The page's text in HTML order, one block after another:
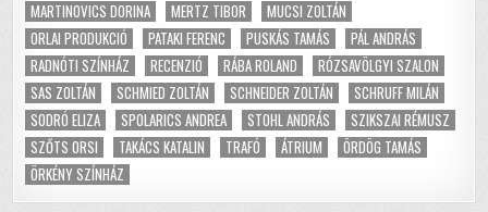
MARTINOVICS DORINA
MERTZ TIBOR
MUCSI ZOLTÁN
ORLAI PRODUKCIÓ
PATAKI FERENC PUSKÁS TAMÁS
PÁL ANDRÁS
RADNÓTI SZÍNHÁZ
RECENZIÓ RÁBA ROLAND
RÓZSAVÖLGYI SZALON
SAS ZOLTÁN
SCHMIED ZOLTÁN SCHNEIDER ZOLTÁN
SCHRUFF MILÁN
SODRÓ ELIZA
SPOLARICS ANDREA STOHL ANDRÁS
SZIKSZAI RÉMUSZ
SZŐTS ORSI
TAKÁCS KATALIN TRAFÓ ÁTRIUM
ÖRDÖG TAMÁS
ÖRKÉNY SZÍNHÁZ